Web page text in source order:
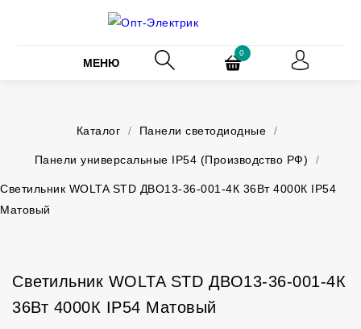
МЕНЮ
0
Каталог / Панели светодиодные /
Панели универсальные IP54 (Производство РФ) /
Светильник WOLTA STD ДВО13-36-001-4К 36Вт 4000К IP54
Матовый
Светильник WOLTA STD ДВО13-36-001-4К
36Вт 4000К IP54 Матовый